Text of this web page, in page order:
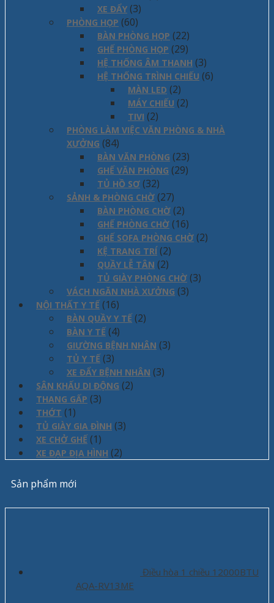
XE ĐẨY (3)
PHÒNG HỌP (60)
BÀN PHÒNG HỌP (22)
GHẾ PHÒNG HỌP (29)
HỆ THỐNG ÂM THANH (3)
HỆ THỐNG TRÌNH CHIẾU (6)
MÀN LED (2)
MÁY CHIẾU (2)
TIVI (2)
PHÒNG LÀM VIỆC VĂN PHÒNG & NHÀ
XƯỞNG (84)
BÀN VĂN PHÒNG (23)
GHẾ VĂN PHÒNG (29)
TỦ HỒ SƠ (32)
SẢNH & PHÒNG CHỜ (27)
BÀN PHÒNG CHỜ (2)
GHẾ PHÒNG CHỜ (16)
GHẾ SOFA PHÒNG CHỜ (2)
KỆ TRANG TRÍ (2)
QUẦY LỄ TÂN (2)
TỦ GIÀY PHÒNG CHỜ (3)
VÁCH NGĂN NHÀ XƯỞNG (3)
NỘI THẤT Y TẾ (16)
BÀN QUẦY Y TẾ (2)
BÀN Y TẾ (4)
GIƯỜNG BỆNH NHÂN (3)
TỦ Y TẾ (3)
XE ĐẨY BỆNH NHÂN (3)
SÂN KHẤU DI ĐỘNG (2)
THANG GẤP (3)
THỚT (1)
TỦ GIÀY GIA ĐÌNH (3)
XE CHỞ GHẾ (1)
XE ĐẠP ĐỊA HÌNH (2)
Sản phẩm mới
Điều hòa 1 chiều 12000BTU
AQA-RV13ME